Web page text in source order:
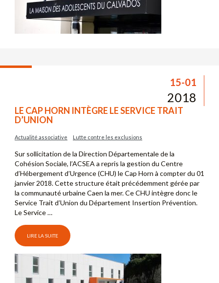
15-01
2018
LE CAP HORN INTÈGRE LE SERVICE TRAIT
D’UNION
Actualité associative Lutte contre les exclusions
Sur sollicitation de la Direction Départementale de la
Cohésion Sociale, l’ACSEA a repris la gestion du Centre
d’Hébergement d’Urgence (CHU) le Cap Horn à compter du 01
janvier 2018. Cette structure était précédemment gérée par
la communauté urbaine Caen la mer. Ce CHU intègre donc le
Service Trait d’Union du Département Insertion Prévention.
Le Service …
LIRE LA SUITE